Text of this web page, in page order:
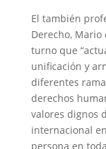
El también
Derecho,
turno que
unificación y
diferentes
derechos
valores dignos
internacional
persona en